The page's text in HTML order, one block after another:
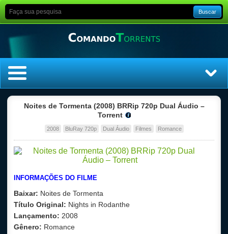
Buscar
Top Filmes
Top Séries
Noites de Tormenta (2008) BRRip 720p Dual Áudio –
Torrent
2008 BluRay 720p Dual Áudio Filmes Romance
INFORMAÇÕES DO FILME
Baixar: Noites de Tormenta
Título Original: Nights in Rodanthe
Lançamento: 2008
Gênero: Romance